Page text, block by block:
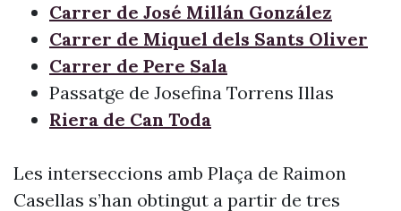
Carrer de José Millán González
Carrer de Miquel dels Sants Oliver
Carrer de Pere Sala
Passatge de Josefina Torrens Illas
Riera de Can Toda
Les interseccions amb Plaça de Raimon
Casellas s’han obtingut a partir de tres